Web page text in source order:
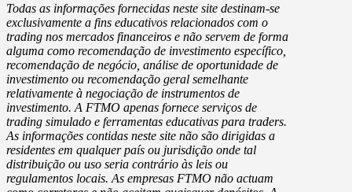
Todas as informações fornecidas neste site destinam-se
exclusivamente a fins educativos relacionados com o
trading nos mercados financeiros e não servem de forma
alguma como recomendação de investimento específico,
recomendação de negócio, análise de oportunidade de
investimento ou recomendação geral semelhante
relativamente à negociação de instrumentos de
investimento. A FTMO apenas fornece serviços de
trading simulado e ferramentas educativas para traders.
As informações contidas neste site não são dirigidas a
residentes em qualquer país ou jurisdição onde tal
distribuição ou uso seria contrário às leis ou
regulamentos locais. As empresas FTMO não actuam